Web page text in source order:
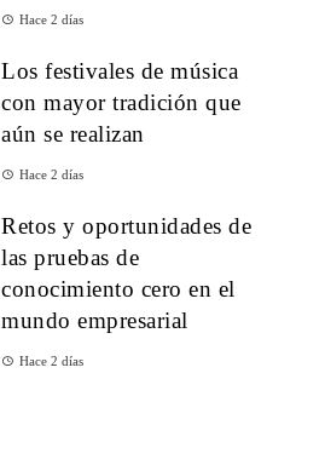
Hace 2 días
Los festivales de música
con mayor tradición que
aún se realizan
Hace 2 días
Retos y oportunidades de
las pruebas de
conocimiento cero en el
mundo empresarial
Hace 2 días